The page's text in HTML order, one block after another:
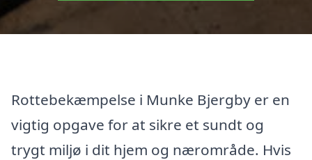
Rottebekæmpelse i Munke Bjergby er en
vigtig opgave for at sikre et sundt og
trygt miljø i dit hjem og nærområde. Hvis